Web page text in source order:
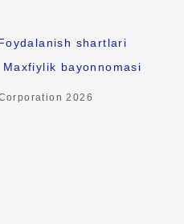
shartlari
Maxfiylik bayonnomasi
2026